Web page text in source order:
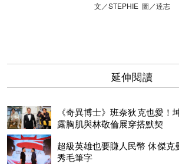
文／STEPHIE 圖／達志
延伸閱讀
《奇異博士》班奈狄克也愛！
露胸肌與林敬倫展穿搭默契
超級英雄也要賺人民幣 休傑克
秀毛筆字